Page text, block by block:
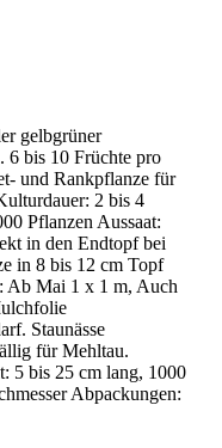
gelbgrüner
6 bis 10 Früchte pro
und Rankpflanze für
2 bis 4
Pflanzen Aussaat:
in den Endtopf bei
in 8 bis 12 cm Topf
Ab Mai 1 x 1 m, Auch
Staunässe
für Mehltau.
5 bis 25 cm lang, 1000
Abpackungen: